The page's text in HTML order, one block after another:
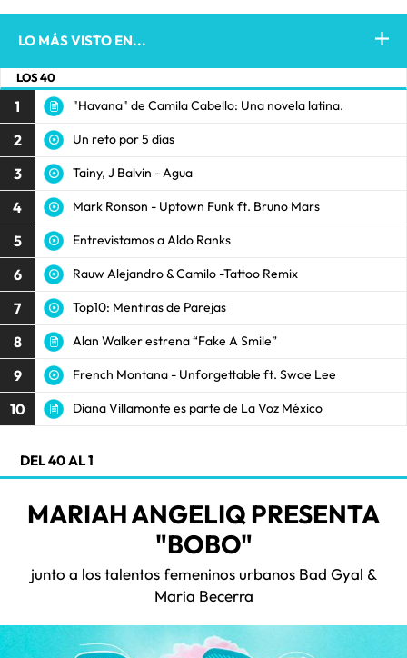
LO MÁS VISTO EN...
LOS 40
1 "Havana" de Camila Cabello: Una novela latina.
2 Un reto por 5 días
3 Tainy, J Balvin - Agua
4 Mark Ronson - Uptown Funk ft. Bruno Mars
5 Entrevistamos a Aldo Ranks
6 Rauw Alejandro & Camilo -Tattoo Remix
7 Top10: Mentiras de Parejas
8 Alan Walker estrena “Fake A Smile”
9 French Montana - Unforgettable ft. Swae Lee
10 Diana Villamonte es parte de La Voz México
DEL 40 AL 1
MARIAH ANGELIQ PRESENTA
"BOBO"
junto a los talentos femeninos urbanos Bad Gyal &
Maria Becerra